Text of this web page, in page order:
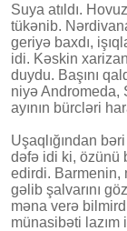
Suya atıldı.
tükənib.
geriyə baxdı,
idi. Kəskin
duydu. Başını
niyə Andromeda,
ayının bürcləri
Uşaqlığından
dəfə idi ki, özünü
edirdi. Barmenin,
gəlib şalvarını
məna verə
münasibəti lazım